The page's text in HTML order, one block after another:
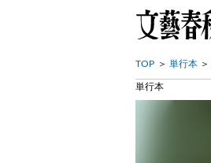
TOP 単行本
単行本